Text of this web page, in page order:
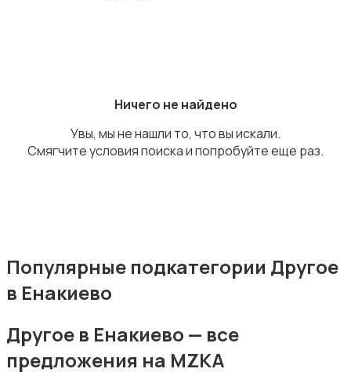
Ничего не найдено
Увы, мы не нашли то, что вы искали.
Смягчите условия поиска и попробуйте еще раз.
Популярные подкатегории Другое
в Енакиево
Другое в Енакиево — все
предложения на MZKA